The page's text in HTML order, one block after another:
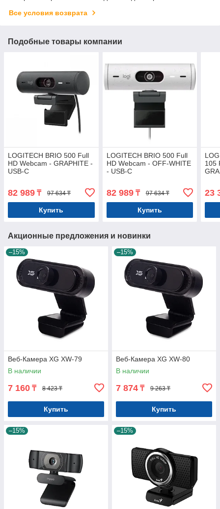
Все условия возврата
Подобные товары компании
LOGITECH BRIO 500 Full
HD Webcam - GRAPHITE -
USB-C
82 989 ₸ 97 634 ₸
Купить
LOGITECH BRIO 500 Full
HD Webcam - OFF-WHITE
- USB-C
82 989₸ 97 634 ₸
Купить
105
23
Акционные предложения и новинки
–15%
Веб-Камера XG XW-79
В наличии
7 160 ₸ 8 423 ₸
Купить
–15%
Веб-Камера XG XW-80
В наличии
7 874 ₸ 9 263 ₸
Купить
–15% –15%